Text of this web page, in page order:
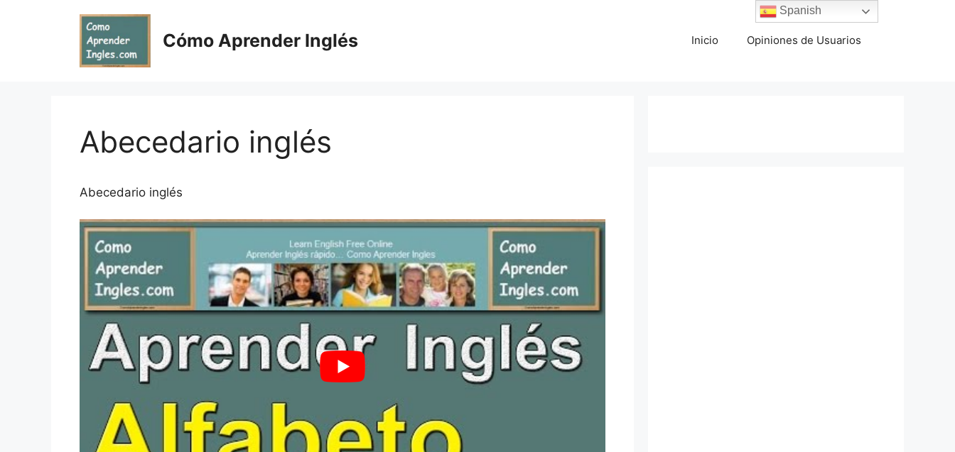
Cómo Aprender Inglés Inicio Opiniones de Usuarios
Abecedario inglés
Abecedario inglés
Spanish